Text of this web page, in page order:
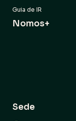
Guia de IR
Nomos+
Sede